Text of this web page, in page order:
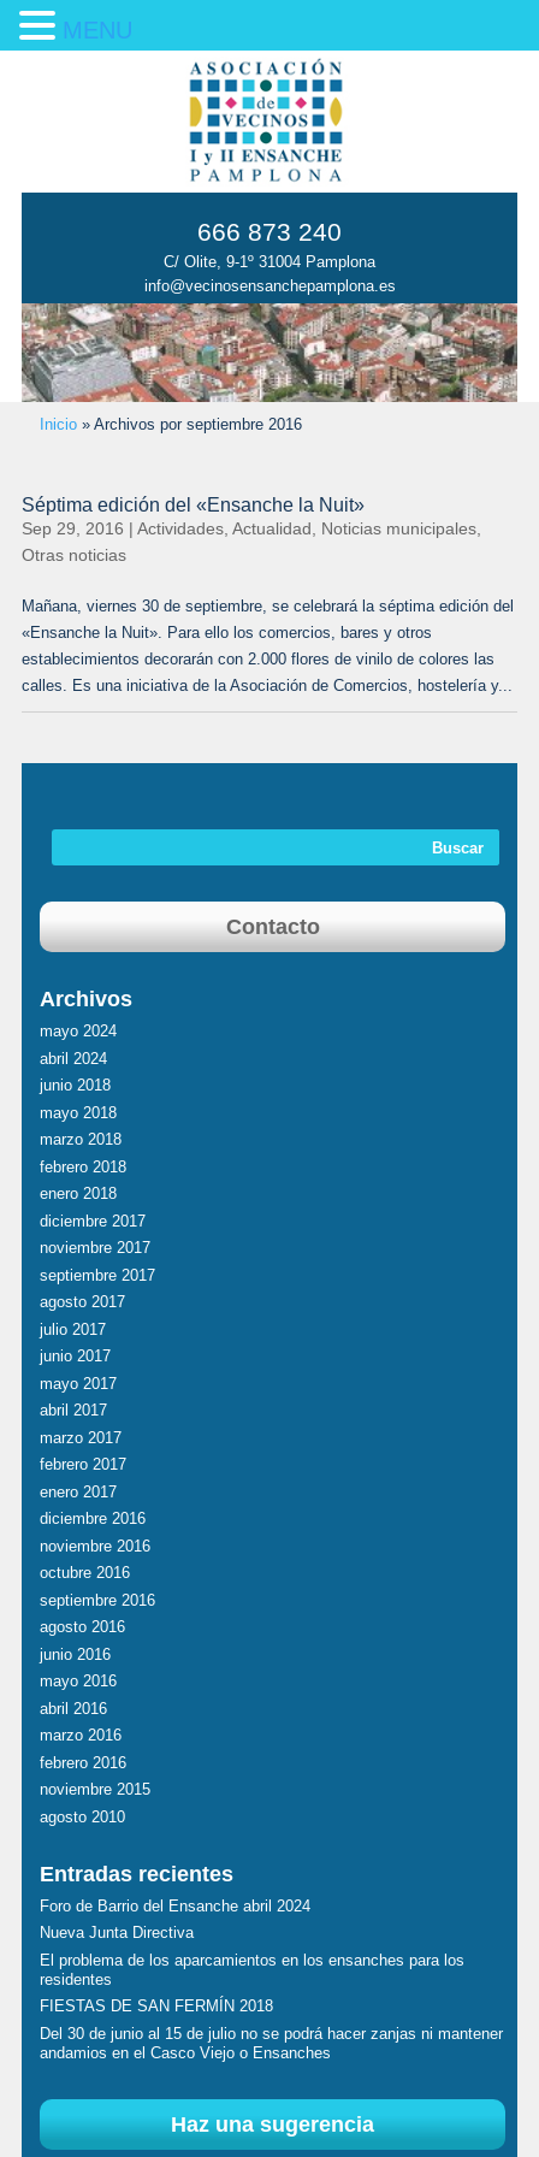
666 873 240
C/ Olite, 9-1º 31004 Pamplona
info@vecinosensanchepamplona.es
Inicio» Archivos por septiembre 2016
Séptima edición del «Ensanche la Nuit»
Sep 29, 2016 | Actividades, Actualidad Noticias municipales,
Otras noticias
Mañana, viernes 30 de septiembre, se celebrará la séptima edición del
«Ensanche la Nuit». Para ello los comercios, bares y otros
establecimientos decorarán con 2.000 flores de vinilo de colores las
calles. Es una iniciativa de la Asociación de Comercios, hostelería y...
Contacto
Archivos
mayo 2024
abril 2024
junio 2018
mayo 2018
marzo 2018
febrero 2018
enero 2018
diciembre 2017
noviembre 2017
septiembre 2017
agosto 2017
julio 2017
junio 2017
mayo 2017
abril 2017
marzo 2017
febrero 2017
enero 2017
diciembre 2016
noviembre 2016
octubre 2016
septiembre 2016
agosto 2016
junio 2016
mayo 2016
abril 2016
marzo 2016
febrero 2016
noviembre 2015
agosto 2010
Entradas recientes
Foro de Barrio del Ensanche abril 2024
Nueva Junta Directiva
El problema de los aparcamientos en los ensanches para los
residentes
FIESTAS DE SAN FERMÍN 2018
Del 30 de junio al 15 de julio no se podrá hacer zanjas ni mantener
andamios en el Casco Viejo o Ensanches
Haz una sugerencia
MENU